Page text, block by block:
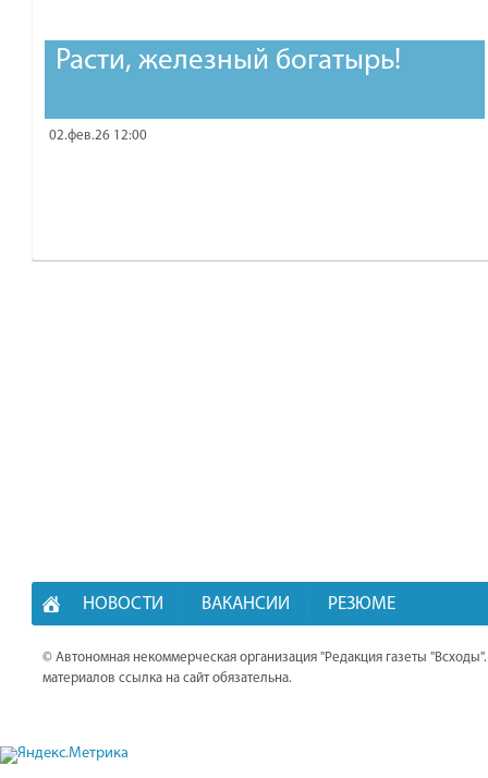
Расти, железный богатырь!
02.фев.26 12:00
НОВОСТИ ВАКАНСИИ РЕЗЮМЕ
© Автономная некоммерческая организация "Редакция газеты
материалов ссылка на сайт обязательна.